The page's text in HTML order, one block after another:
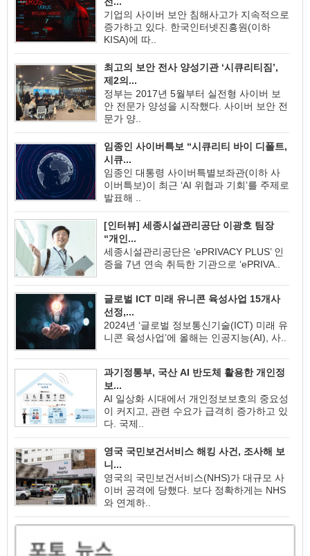
기업의 사이버 보안 침해사고가 지속적으로
증가하고 있다. 한국인터넷진흥원(이하
KISA)에 따..
최고의 보안 전사 양성기관 ‘시큐리티짐’,
제2의...
정부는 2017년 5월부터 실전형 사이버 보
안 전문가 양성을 시작했다. 사이버 보안 전
문가 양..
임종인 사이버특보 “시큐리티 바이 디폴트,
시큐...
임종인 대통령 사이버특별보좌관(이하 사
이버특보)이 최근 ‘AI 위협과 기회’를 주제로
발표해 ..
[인터뷰] 세종시설관리공단 이광호 팀장
“개인...
세종시설관리공단은 ‘ePRIVACY PLUS’ 인
증을 7년 연속 취득한 기관으로 ‘ePRIVA..
글로벌 ICT 미래 유니콘 육성사업 15개사
선정,...
2024년 ‘글로벌 정보통신기술(ICT) 미래 유
니콘 육성사업’에 올해는 인공지능(AI), 사..
과기정통부, 국산 AI 반도체 활용한 개인정
보...
AI 일상화 시대에서 개인정보보호의 중요성
이 커지고, 관련 수요가 급격히 증가하고 있
다. 국제..
영국 국민보건서비스 해킹 사건, 조사해 보
니...
영국의 국민보건서비스(NHS)가 대규모 사
이버 공격에 당했다. 보다 정확하게는 NHS
와 연계하..